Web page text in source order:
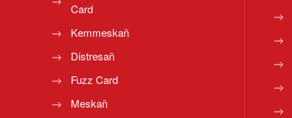
Card
Kemmeskañ
Distresañ
Fuzz Card
Meskañ